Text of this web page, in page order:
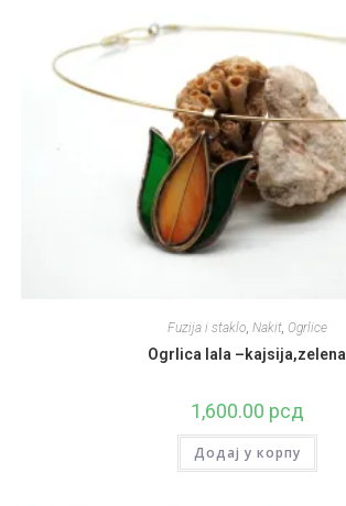
Fuzija i staklo Nakit, Ogrlice
Ogrlica lala –kajsija,zelena
1,600.00 рсд
Додај у корпу